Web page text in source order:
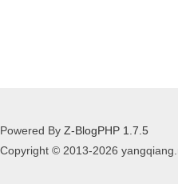
Powered By Z-BlogPHP 1.7.5
Copyright © 2013-2026